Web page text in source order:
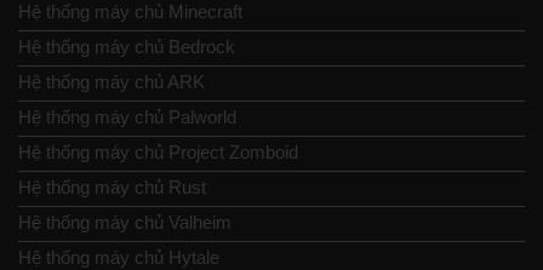
Hệ thống máy chủ Minecraft
Hệ thống máy chủ Bedrock
Hệ thống máy chủ ARK
Hệ thống máy chủ Palworld
Hệ thống máy chủ Project Zomboid
Hệ thống máy chủ Rust
Hệ thống máy chủ Valheim
Hệ thống máy chủ Hytale